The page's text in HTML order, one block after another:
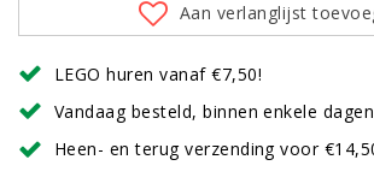
Aan verlanglijst
LEGO huren vanaf €7,50!
Vandaag besteld, binnen enkele
Heen- en terug verzending voor